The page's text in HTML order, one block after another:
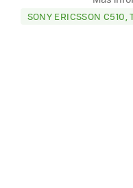
SONY ERICSSON C510,